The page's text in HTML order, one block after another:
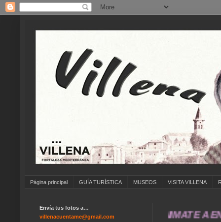
Página principal GUÍA TURÍSTICA MUSEOS VISITA VILLENA
... ANÍMATE A ENVIAR
Envía tus fotos a…
villenacuentame@gmail.com